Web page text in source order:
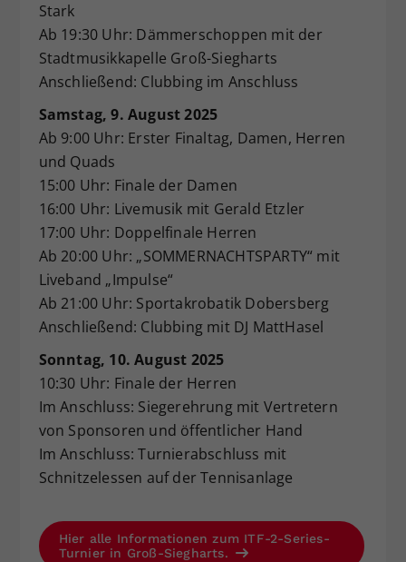
Stark
Ab 19:30 Uhr: Dämmerschoppen mit der
Stadtmusikkapelle Groß-Siegharts
Anschließend: Clubbing im Anschluss
Samstag, 9. August 2025
Ab 9:00 Uhr: Erster Finaltag, Damen, Herren
und Quads
15:00 Uhr: Finale der Damen
16:00 Uhr: Livemusik mit Gerald Etzler
17:00 Uhr: Doppelfinale Herren
Ab 20:00 Uhr: „SOMMERNACHTSPARTY“ mit
Liveband „Impulse“
Ab 21:00 Uhr: Sportakrobatik Dobersberg
Anschließend: Clubbing mit DJ MattHasel
Sonntag, 10. August 2025
10:30 Uhr: Finale der Herren
Im Anschluss: Siegerehrung mit Vertretern
von Sponsoren und öffentlicher Hand
Im Anschluss: Turnierabschluss mit
Schnitzelessen auf der Tennisanlage
Hier alle Informationen zum ITF-2-Series-
Turnier in Groß-Siegharts.